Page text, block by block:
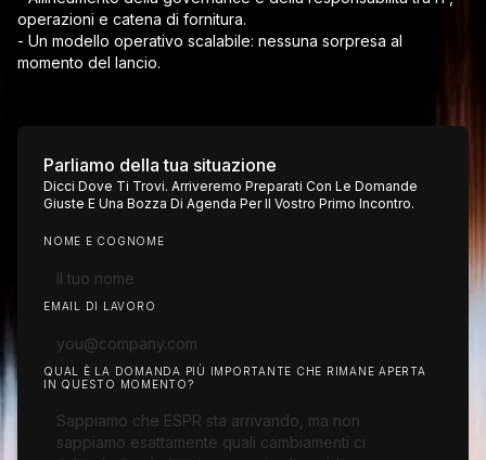
operazioni e catena di fornitura.
- Un modello operativo scalabile: nessuna sorpresa al
momento del lancio.
Parliamo della tua situazione
Dicci Dove Ti Trovi. Arriveremo Preparati Con Le Domande
Giuste E Una Bozza Di Agenda Per Il Vostro Primo Incontro.
NOME E COGNOME
EMAIL DI LAVORO
QUAL È LA DOMANDA PIÙ IMPORTANTE CHE RIMANE APERTA
IN QUESTO MOMENTO?